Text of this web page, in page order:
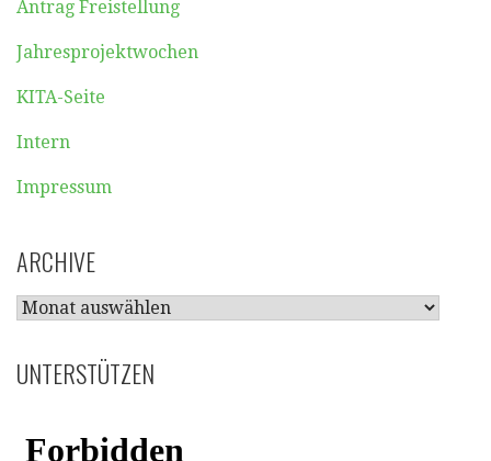
Antrag Freistellung
Jahresprojektwochen
KITA-Seite
Intern
Impressum
ARCHIVE
ARCHIVE
UNTERSTÜTZEN